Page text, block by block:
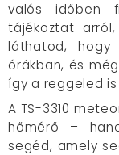
valós időben
tájékoztat
láthatod,
órákban, és
így a reggeled
A TS-3310
hőmérő –
segéd, amely